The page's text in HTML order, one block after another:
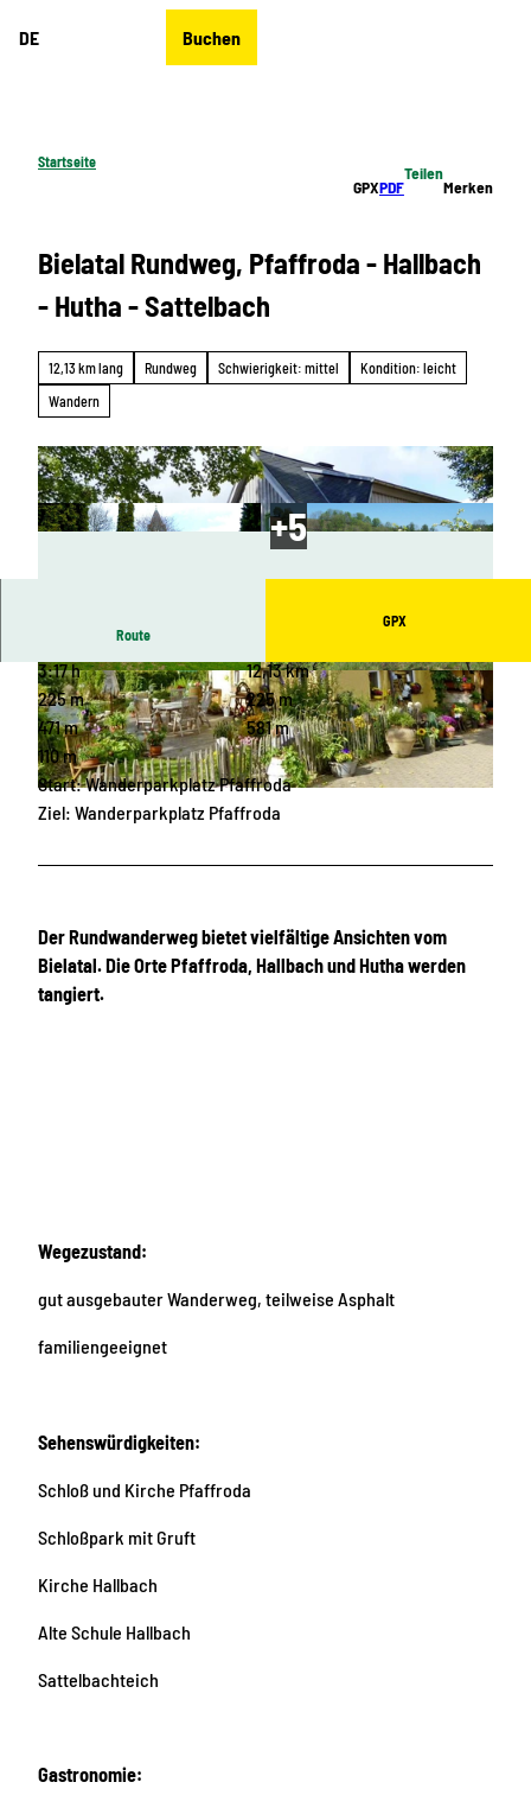
DE Buchen
Startseite
GPXPDF
Teilen
Merken
Bielatal Rundweg, Pfaffroda - Hallbach
- Hutha - Sattelbach
12,13 km lang Rundweg Schwierigkeit: mittel
Kondition: leicht
Wandern
© Matthias Drechsel, Olbernhau - Mitten im Erzgebirge
© Birgit Frauenstein, Olbernhau - Mitten im Erz
gebirge
© Birgit Frauenstein, Olbernhau - Mitten im Erz
gebirge
Route
GPX
3:17 h
12,13 km
225 m
225 m
471 m
581 m
110 m
Start: Wanderparkplatz Pfaffroda
Ziel: Wanderparkplatz Pfaffroda
Der Rundwanderweg bietet vielfältige Ansichten vom
Bielatal. Die Orte Pfaffroda, Hallbach und Hutha werden
tangiert.
Wegezustand:
gut ausgebauter Wanderweg, teilweise Asphalt
familiengeeignet
Sehenswürdigkeiten:
Schloß und Kirche Pfaffroda
Schloßpark mit Gruft
Kirche Hallbach
Alte Schule Hallbach
Sattelbachteich
Gastronomie: